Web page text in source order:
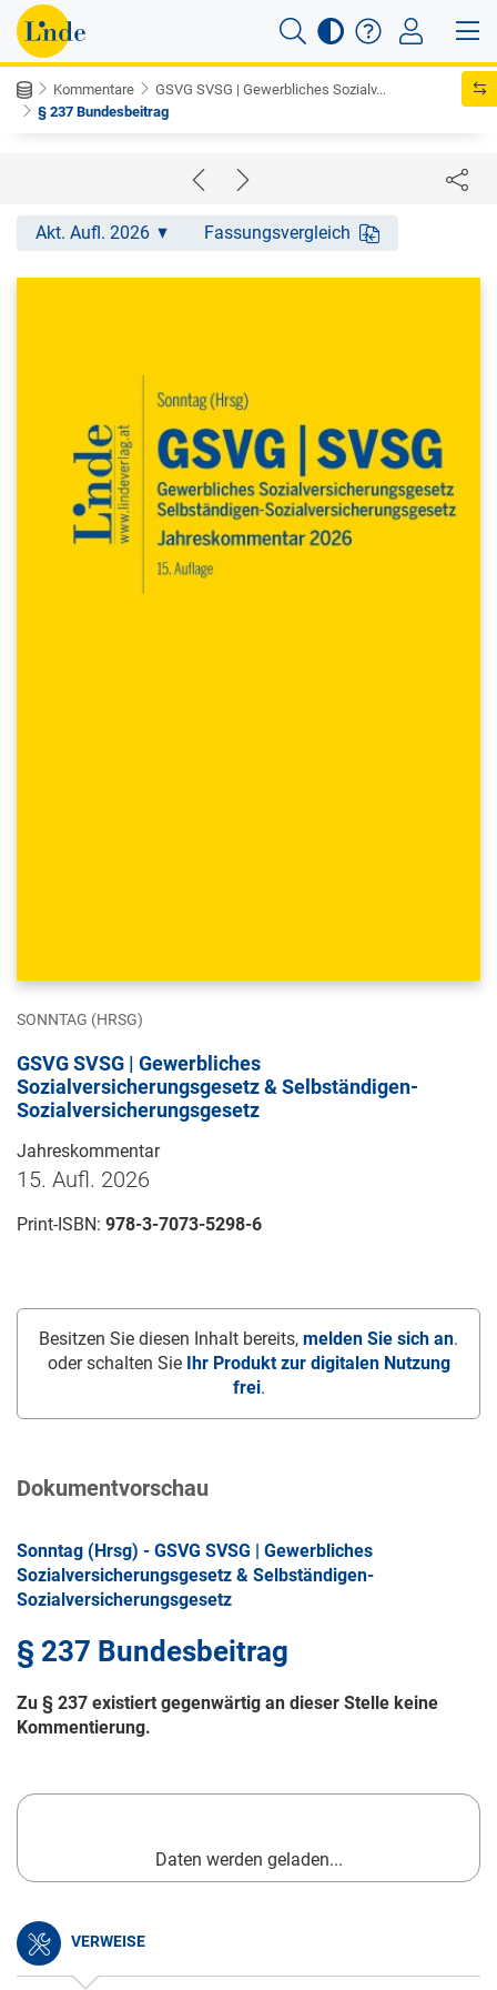
Kommentare
GSVG SVSG | Gewerbliches Sozialv...
§ 237 Bundesbeitrag
Akt. Aufl. 2026 Fassungsvergleich
SONNTAG (HRSG)
GSVG SVSG | Gewerbliches
Sozialversicherungsgesetz & Selbständigen-
Sozialversicherungsgesetz
Jahreskommentar
15. Aufl. 2026
Print-ISBN: 978-3-7073-5298-6
Besitzen Sie diesen Inhalt bereits, melden Sie sich an.
oder schalten Sie
Ihr Produkt zur digitalen Nutzung
frei.
Dokumentvorschau
Sonntag (Hrsg) - GSVG SVSG | Gewerbliches
Sozialversicherungsgesetz & Selbständigen-
Sozialversicherungsgesetz
§ 237 Bundesbeitrag
Zu § 237 existiert gegenwärtig an dieser Stelle keine
Kommentierung.
Daten werden geladen...
VERWEISE